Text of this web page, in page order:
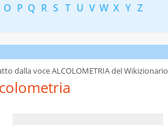
O P Q R S T U V W X Y Z
dalla voce ALCOLOMETRIA del Wikizionario